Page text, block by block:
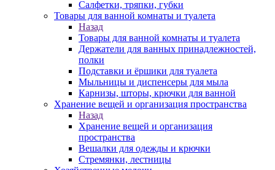
Салфетки, тряпки, губки
Товары для ванной комнаты и туалета
Назад
Товары для ванной комнаты и туалета
Держатели для ванных принадлежностей,
полки
Подставки и ёршики для туалета
Мыльницы и диспенсеры для мыла
Карнизы, шторы, крючки для ванной
Хранение вещей и организация пространства
Назад
Хранение вещей и организация
пространства
Вешалки для одежды и крючки
Стремянки, лестницы